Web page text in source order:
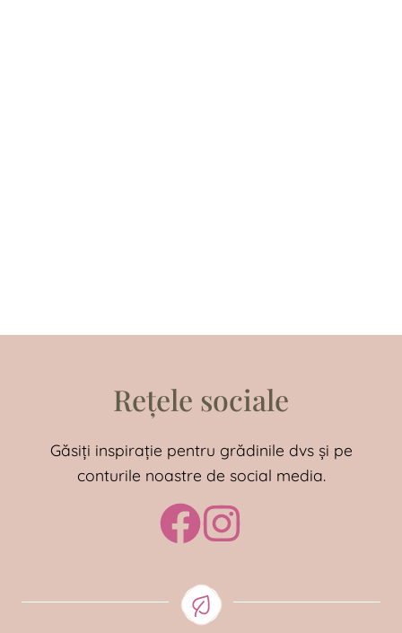
Rețele sociale
Găsiți inspirație pentru grădinile dvs și pe
conturile noastre de social media.